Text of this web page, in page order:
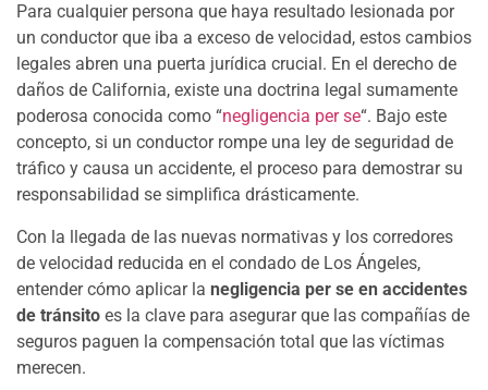
Para cualquier persona que haya resultado lesionada por
un conductor que iba a exceso de velocidad, estos cambios
legales abren una puerta jurídica crucial. En el derecho de
daños de California, existe una doctrina legal sumamente
poderosa conocida como “negligencia per se“. Bajo este
concepto, si un conductor rompe una ley de seguridad de
tráfico y causa un accidente, el proceso para demostrar su
responsabilidad se simplifica drásticamente.
Con la llegada de las nuevas normativas y los corredores
de velocidad reducida en el condado de Los Ángeles,
entender cómo aplicar la negligencia per se en accidentes
de tránsito es la clave para asegurar que las compañías de
seguros paguen la compensación total que las víctimas
merecen.